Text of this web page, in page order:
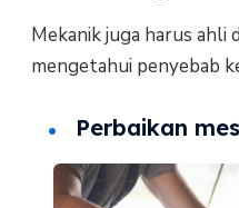
Mekanik juga harus
mengetahui penyebab
Perbaikan